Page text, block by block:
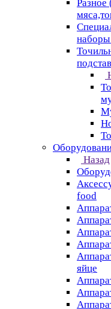
Разное
наборы
Назад
food
яйце